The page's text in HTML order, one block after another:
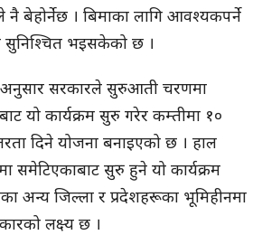
नै बेहोर्नेछ । बिमाका लागि आवश्यकपर्ने
सुनिश्चित भइसकेको छ ।
अनुसार सरकारले सुरुआती चरणमा
यो कार्यक्रम सुरु गरेर कम्तीमा १०
दिने योजना बनाइएको छ । हाल
समेटिएकाबाट सुरु हुने यो कार्यक्रम
अन्य जिल्ला र प्रदेशहरूका भूमिहीनमा
लक्ष्य छ ।